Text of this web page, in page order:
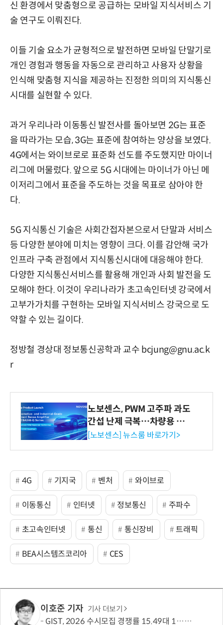
신 환경에서 맞춤형으로 공급하는 모바일 지식서비스 기
술 연구도 이뤄진다.
이들 기술 요소가 균형적으로 발전하면 모바일 단말기로
개인 경험과 행동을 자동으로 관리하고 사용자 상황을
인식해 맞춤형 지식을 제공하는 진정한 의미의 지식통신
시대를 실현할 수 있다.
과거 우리나라 이동통신 발전사를 돌아보면 2G는 표준
을 따라가는 모습, 3G는 표준에 참여하는 양상을 보였다.
4G에서는 와이브로로 표준화 선도를 주도했지만 마이너
리그에 머물렀다. 앞으로 5G 시대에는 마이너가 아닌 메
이저리그에서 표준을 주도하는 것을 목표로 삼아야 한
다.
5G 지식통신 기술은 사회간접자본으로서 단말과 서비스
등 다양한 분야에 미치는 영향이 크다. 이를 감안해 국가
인프라 구축 관점에서 지식통신시대에 대응해야 한다.
다양한 지식통신서비스를 활용해 개인과 사회 발전을 도
모해야 한다. 이것이 우리나라가 초고속인터넷 강국에서
고부가가치를 구현하는 모바일 지식서비스 강국으로 도
약할 수 있는 길이다.
정방철 경상대 정보통신공학과 교수 bcjung@gnu.ac.k
r
노보센스, PWM 고주파 과도
간섭 난제 극복…차량용 전
류 감지 증폭기
[노보센스] 뉴스룸 바로가기>
4G 기지국 벤처 와이브로
이동통신 인터넷 정보통신 주파수
초고속인터넷 통신 통신장비 트래픽
BEA시스템즈코리아 CES
이호준 기자 기사 더보기
GIST, 2026 수시모집 경쟁률 15.49대 1…최근 5년간 지원자 62% ↑